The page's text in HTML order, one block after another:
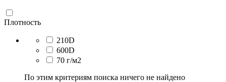
Плотность
210D
600D
70 г/м2
По этим критериям поиска ничего не найдено